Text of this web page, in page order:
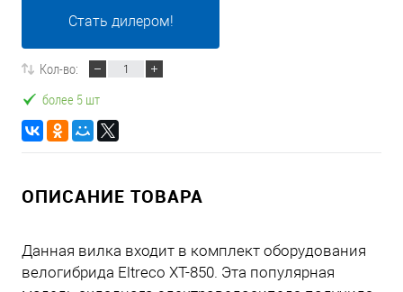
Стать дилером!
Кол-во:
более 5 шт
ОПИСАНИЕ ТОВАРА
Данная вилка входит в комплект оборудования
велогибрида Eltreco XT-850. Эта популярная